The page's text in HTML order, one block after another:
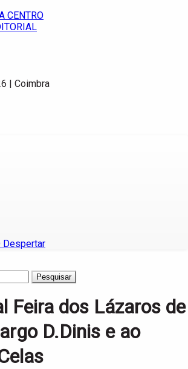
CENTRO
| Coimbra
Despertar
Pesquisar
Feira dos Lázaros de
D.Dinis e ao